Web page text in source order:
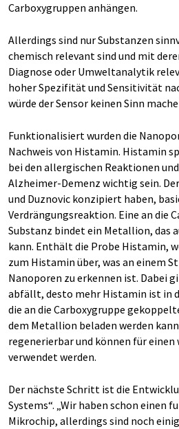
Carboxygruppen anhängen.
Allerdings sind nur Substanzen
chemisch relevant sind und mit
Diagnose oder Umweltanalytik
hoher Spezifität und Sensitivität
würde der Sensor keinen Sinn
Funktionalisiert wurden die
Nachweis von Histamin. Histamin
bei den allergischen Reaktionen
Alzheimer-Demenz wichtig sein.
und Duznovic konzipiert haben,
Verdrängungsreaktion. Eine an die
Substanz bindet ein Metallion, das
kann. Enthält die Probe Histamin,
zum Histamin über, was an einem
Nanoporen zu erkennen ist. Dabei
abfällt, desto mehr Histamin ist in
die an die Carboxygruppe
dem Metallion beladen werden
regenerierbar und können für einen
verwendet werden.
Der nächste Schritt ist die
Systems“. „Wir haben schon einen
Mikrochip, allerdings sind noch